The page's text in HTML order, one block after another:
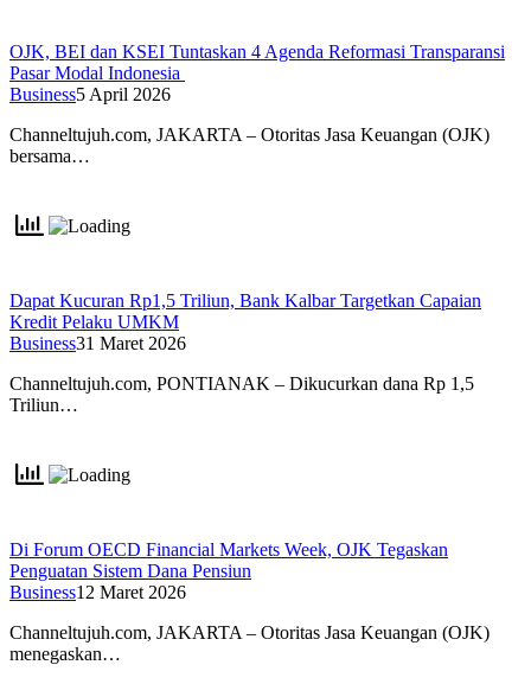
OJK, BEI dan KSEI Tuntaskan 4 Agenda Reformasi Transparansi
Pasar Modal Indonesia
Business5 April 2026
Channeltujuh.com, JAKARTA – Otoritas Jasa Keuangan (OJK)
bersama…
Dapat Kucuran Rp1,5 Triliun, Bank Kalbar Targetkan Capaian
Kredit Pelaku UMKM
Business31 Maret 2026
Channeltujuh.com, PONTIANAK – Dikucurkan dana Rp 1,5
Triliun…
Di Forum OECD Financial Markets Week, OJK Tegaskan
Penguatan Sistem Dana Pensiun
Business12 Maret 2026
Channeltujuh.com, JAKARTA – Otoritas Jasa Keuangan (OJK)
menegaskan…